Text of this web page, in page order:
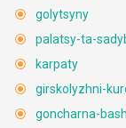
golytsyny
palatsy-ta-
karpaty
girskolyzhni-
goncharna-